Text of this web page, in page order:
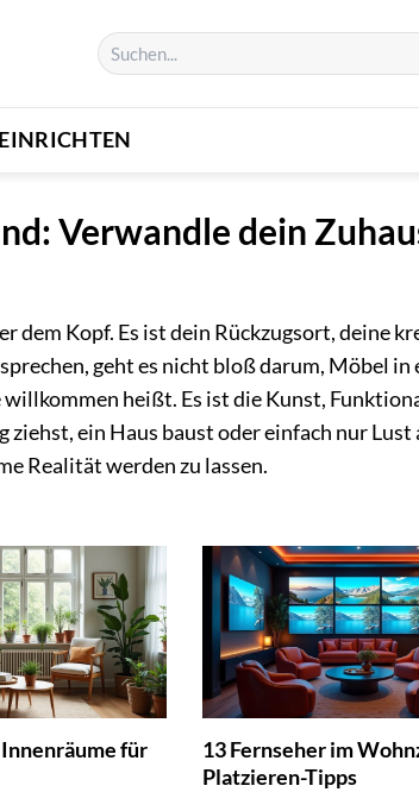
EINRICHTEN
Verwandle dein
dem Kopf. Es ist dein Rückzugsort, deine
sprechen, geht es nicht bloß darum, Möbel in
willkommen heißt. Es ist die Kunst,
ziehst, ein Haus baust oder einfach nur
Realität werden zu lassen.
für
13 Fernseher im
Platzieren-Tipps